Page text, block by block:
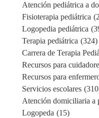
Atención pediátrica a
Fisioterapia pediátrica
Logopedia pediátrica
Terapia pediátrica (324)
Carrera de Terapia
Recursos para
Recursos para
Servicios escolares
Atención domiciliaria a
Logopeda (15)